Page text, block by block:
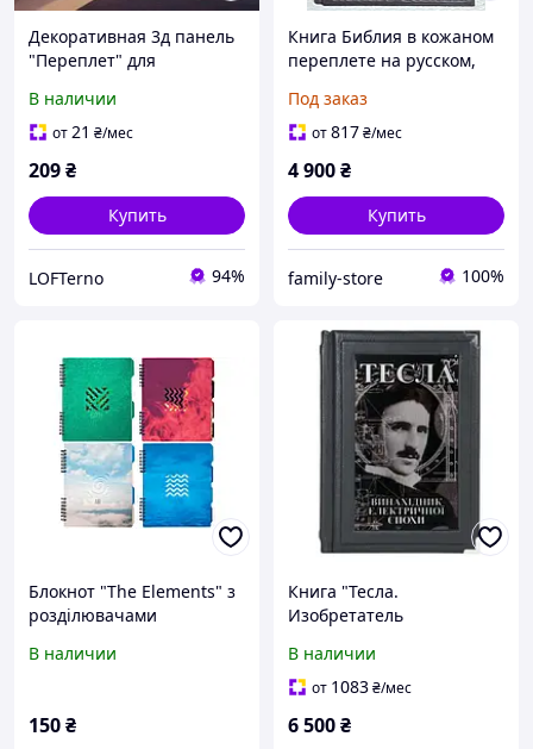
Декоративная 3д панель
"Переплет" для
стенах из гипса 50x50
В наличии
от21 ₴/мес
209₴
Купить
LOFTerno 94%
Книга Библия в кожаном
переплете на русском,
декоративное тиснение,
крупный шрифт
Под заказ
от817₴/мес
4 900₴
Купить
family-store 100%
Блокнот "The Elements" з
розділювачами
обкладинка з
В наличии
150₴
Книга "Тесла.
Изобретатель
кожаном переплете с
декоративными
уголками
В наличии
от 1083₴/мес
6 500₴